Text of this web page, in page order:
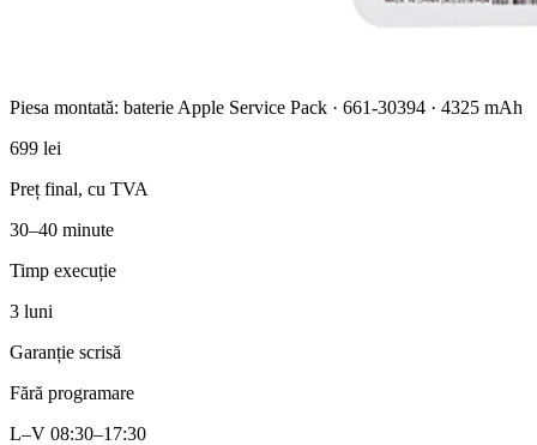
Piesa montată: baterie Apple Service Pack · 661-30394 · 4325 mAh
699 lei
Preț final, cu TVA
30–40 minute
Timp execuție
3 luni
Garanție scrisă
Fără programare
L–V 08:30–17:30